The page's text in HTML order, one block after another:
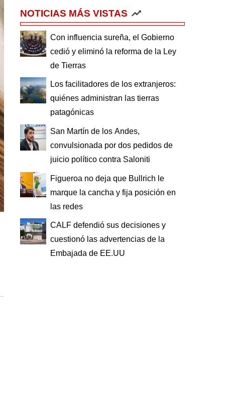
NOTICIAS MÁS VISTAS
Con influencia sureña, el Gobierno
cedió y eliminó la reforma de la Ley
de Tierras
Los facilitadores de los extranjeros:
quiénes administran las tierras
patagónicas
San Martín de los Andes,
convulsionada por dos pedidos de
juicio político contra Saloniti
Figueroa no deja que Bullrich le
marque la cancha y fija posición en
las redes
CALF defendió sus decisiones y
cuestionó las advertencias de la
Embajada de EE.UU